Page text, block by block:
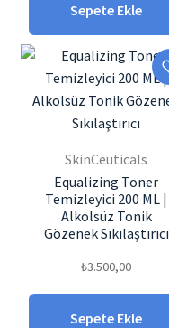
Sepete Ekle
SkinCeuticals
Equalizing Toner
Temizleyici 200 ML |
Alkolsüz Tonik
Gözenek Sıkılaştırıcı
₺3.500,00
Sepete Ekle